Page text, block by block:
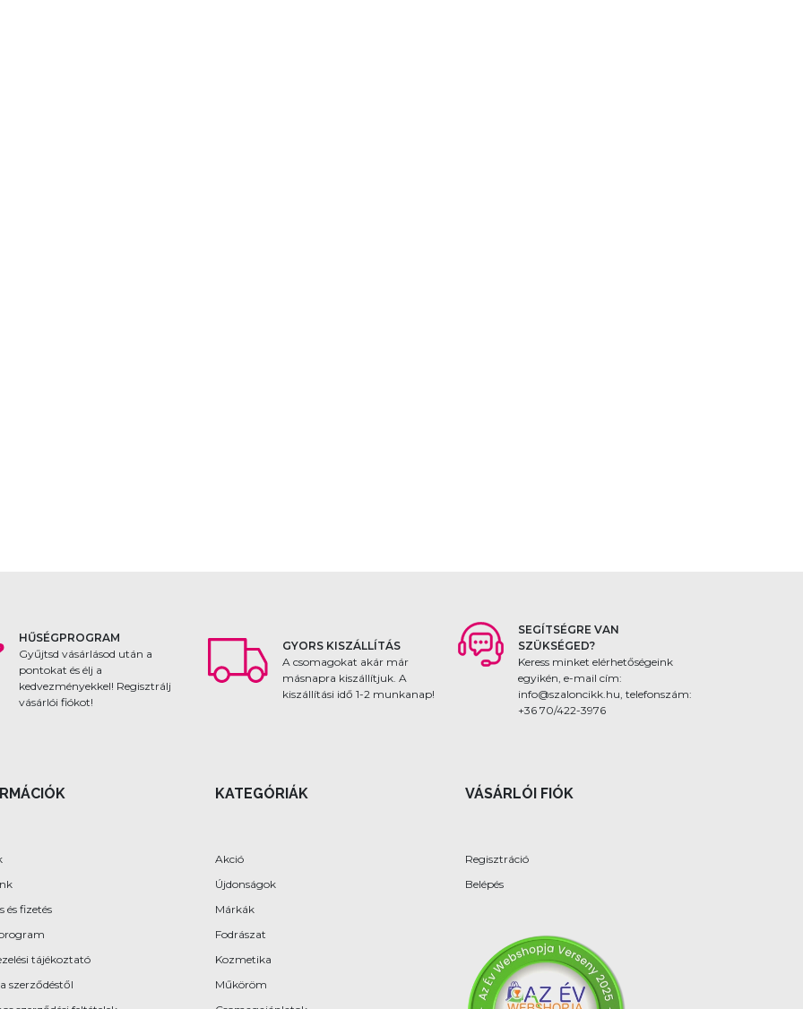
HŰSÉGPROGRAM
Gyűjtsd vásárlásod után a
pontokat és élj a
kedvezményekkel! Regisztrálj
vásárlói fiókot!
GYORS KISZÁLLÍTÁS
A csomagokat akár már
másnapra kiszállítjuk. A
kiszállítási idő 1-2 munkanap!
SEGÍTSÉGRE VAN
SZÜKSÉGED?
Keress minket elérhetőségeink
egyikén, e-mail cím:
info@szaloncikk.hu, telefonszám:
+36 70/422-3976
és fizetés
tájékoztató
szerződéstől
KATEGÓRIÁK
Akció
Újdonságok
Márkák
Fodrászat
Kozmetika
Műköröm
VÁSÁRLÓI FIÓK
Regisztráció
Belépés